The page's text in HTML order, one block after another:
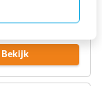
3.299,-
Bekijk